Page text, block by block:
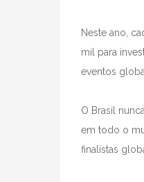
Neste ano,
mil para
eventos
O Brasil
em todo o
finalistas